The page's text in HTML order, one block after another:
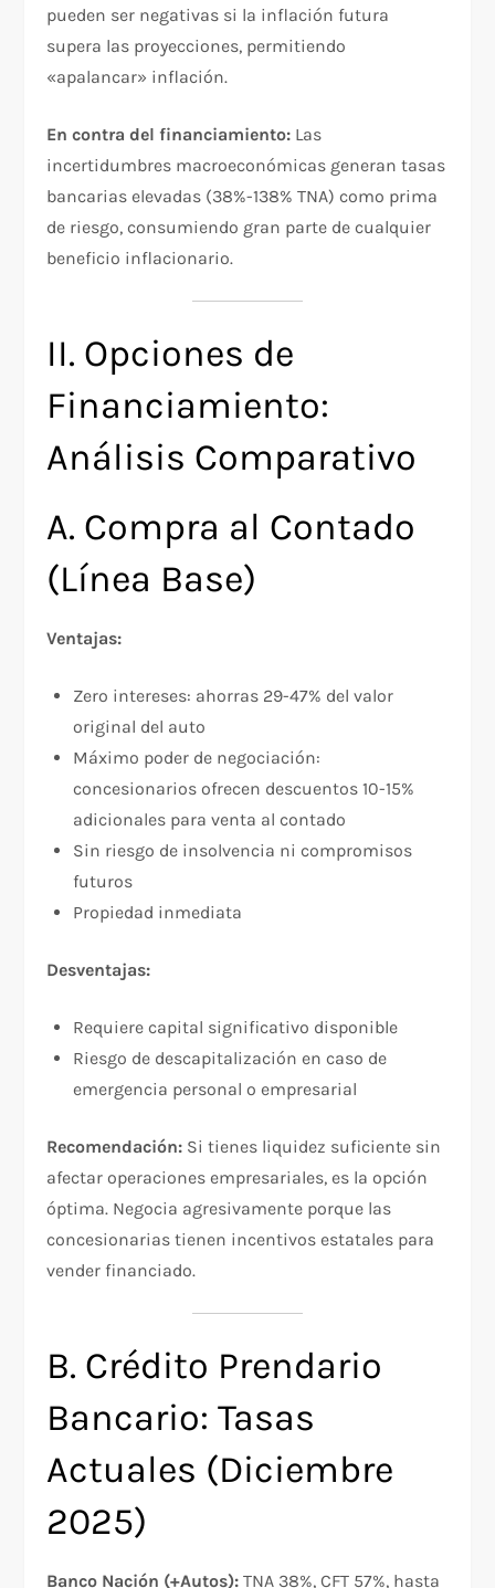
pueden ser negativas si la inflación futura
supera las proyecciones, permitiendo
«apalancar» inflación.
En contra del financiamiento: Las
incertidumbres macroeconómicas generan tasas
bancarias elevadas (38%-138% TNA) como prima
de riesgo, consumiendo gran parte de cualquier
beneficio inflacionario.
II. Opciones de
Financiamiento:
Análisis Comparativo
A. Compra al Contado
(Línea Base)
Ventajas:
Zero intereses: ahorras 29-47% del valor
original del auto
Máximo poder de negociación:
concesionarios ofrecen descuentos 10-15%
adicionales para venta al contado
Sin riesgo de insolvencia ni compromisos
futuros
Propiedad inmediata
Desventajas:
Requiere capital significativo disponible
Riesgo de descapitalización en caso de
emergencia personal o empresarial
Recomendación: Si tienes liquidez suficiente sin
afectar operaciones empresariales, es la opción
óptima. Negocia agresivamente porque las
concesionarias tienen incentivos estatales para
vender financiado.​
B. Crédito Prendario
Bancario: Tasas
Actuales (Diciembre
2025)
Banco Nación (+Autos): TNA 38%, CFT 57%, hasta